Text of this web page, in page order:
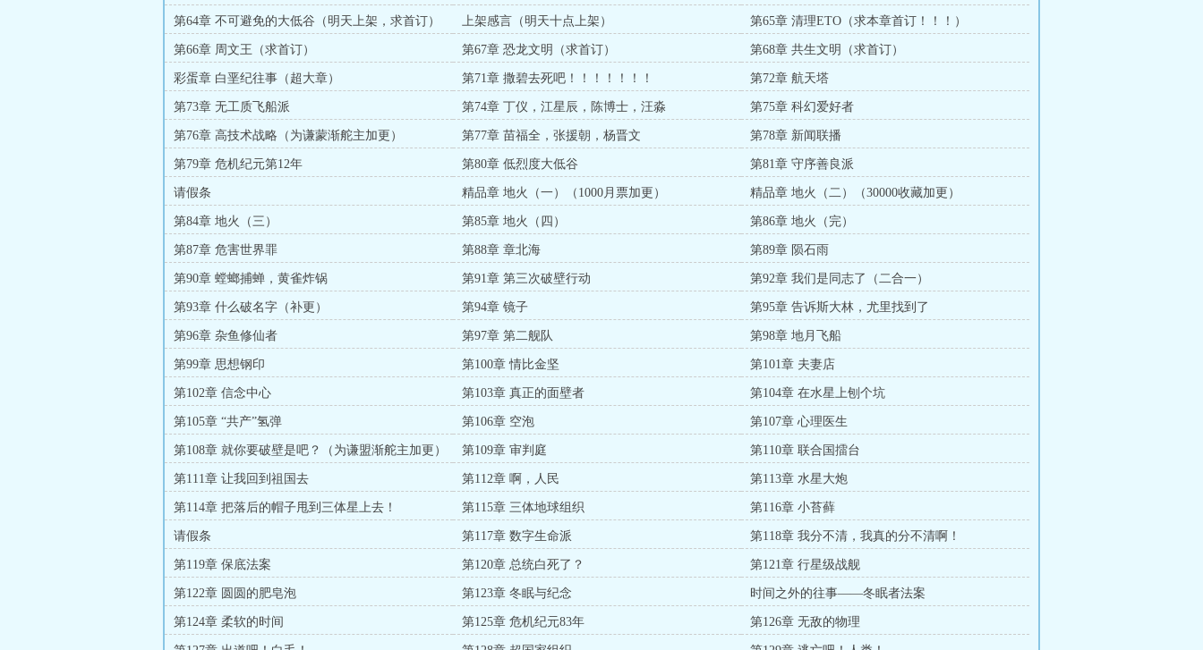
第64章 不可避免的大低谷（明天上架，求首订） 上架感言（明天十点上架） 第65章 清理ETO（求本章首订！！！）
第66章 周文王（求首订） 第67章 恐龙文明（求首订） 第68章 共生文明（求首订）
彩蛋章 白垩纪往事（超大章） 第71章 撒碧去死吧！！！！！！！ 第72章 航天塔
第73章 无工质飞船派 第74章 丁仪，江星辰，陈博士，汪淼 第75章 科幻爱好者
第76章 高技术战略（为谦蒙渐舵主加更） 第77章 苗福全，张援朝，杨晋文 第78章 新闻联播
第79章 危机纪元第12年 第80章 低烈度大低谷 第81章 守序善良派
请假条 精品章 地火（一）（1000月票加更） 精品章 地火（二）（30000收藏加更）
第84章 地火（三） 第85章 地火（四） 第86章 地火（完）
第87章 危害世界罪 第88章 章北海 第89章 陨石雨
第90章 螳螂捕蝉，黄雀炸锅 第91章 第三次破壁行动 第92章 我们是同志了（二合一）
第93章 什么破名字（补更） 第94章 镜子 第95章 告诉斯大林，尤里找到了
第96章 杂鱼修仙者 第97章 第二舰队 第98章 地月飞船
第99章 思想钢印 第100章 情比金坚 第101章 夫妻店
第102章 信念中心 第103章 真正的面壁者 第104章 在水星上刨个坑
第105章 “共产”氢弹 第106章 空泡 第107章 心理医生
第108章 就你要破壁是吧？（为谦盟渐舵主加更） 第109章 审判庭 第110章 联合国擂台
第111章 让我回到祖国去 第112章 啊，人民 第113章 水星大炮
第114章 把落后的帽子甩到三体星上去！ 第115章 三体地球组织 第116章 小苔藓
请假条 第117章 数字生命派 第118章 我分不清，我真的分不清啊！
第119章 保底法案 第120章 总统白死了？ 第121章 行星级战舰
第122章 圆圆的肥皂泡 第123章 冬眠与纪念 时间之外的往事——冬眠者法案
第124章 柔软的时间 第125章 危机纪元83年 第126章 无敌的物理